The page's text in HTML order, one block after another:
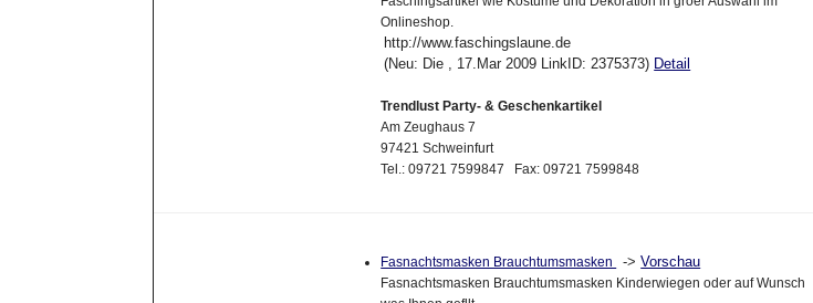
Onlineshop.
http://www.faschingslaune.de
(Neu: Die , 17.Mar 2009 LinkID: 2375373) Detail
Trendlust Party- & Geschenkartikel
Am Zeughaus 7
97421 Schweinfurt
Tel.: 09721 7599847 Fax: 09721 7599848
Fasnachtsmasken Brauchtumsmasken ->Vorschau
Fasnachtsmasken Brauchtumsmasken Kinderwiegen oder auf Wunsch